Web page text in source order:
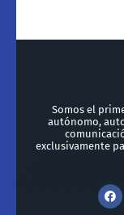
Somos el
autónomo,
exclusivamente